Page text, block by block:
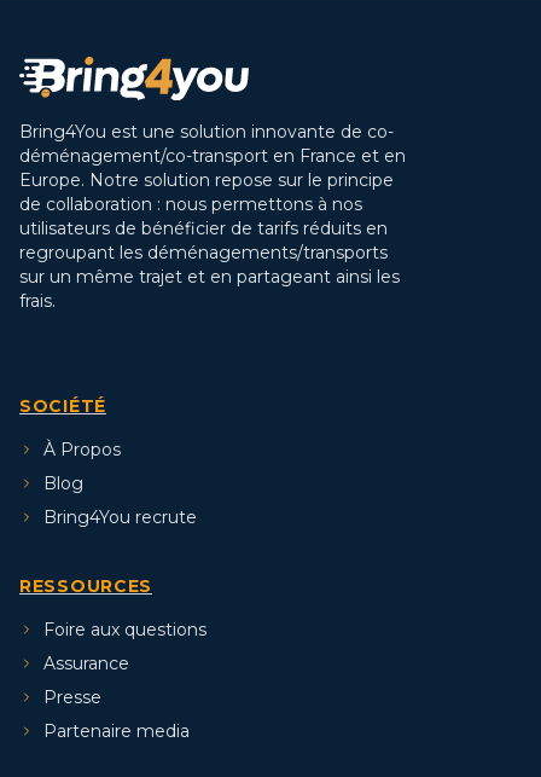
Bring4You est une solution innovante de co-
déménagement/co-transport en France et en
Europe. Notre solution repose sur le principe
de collaboration : nous permettons à nos
utilisateurs de bénéficier de tarifs réduits en
regroupant les déménagements/transports
sur un même trajet et en partageant ainsi les
frais.
SOCIÉTÉ
À Propos
Blog
Bring4You recrute
RESSOURCES
Foire aux questions
Assurance
Presse
Partenaire media